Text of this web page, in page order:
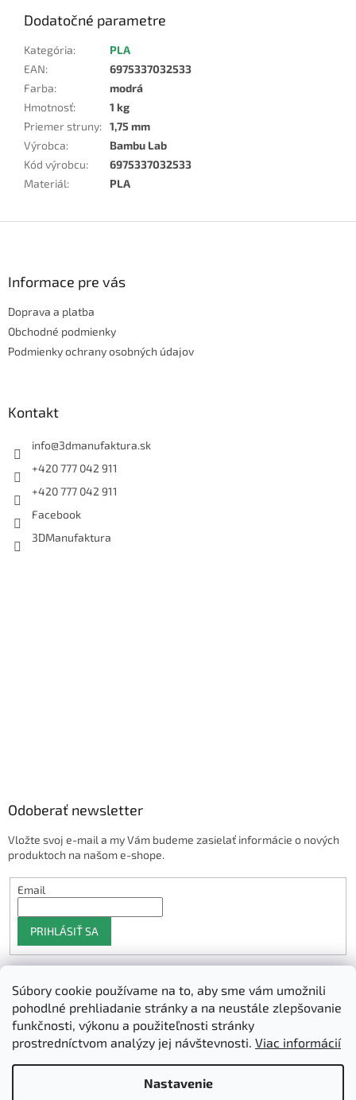
Súbory cookie používame na to, aby sme vám umožnili
pohodlné prehliadanie stránky a na neustále zlepšovanie
funkčnosti, výkonu a použiteľnosti stránky
prostredníctvom analýzy jej návštevnosti. Viac informácií
Nastavenie
Dodatočné parametre
Kategória:
PLA
EAN:
6975337032533
Farba:
modrá
Hmotnosť:
1 kg
Priemer struny: 1,75 mm
Výrobca:
Bambu Lab
Kód výrobcu:
6975337032533
Materiál: PLA
Informace pre vás
Doprava a platba
Obchodné podmienky
Podmienky ochrany osobných údajov
Kontakt
info@3dmanufaktura.sk
+420 777 042 911
+420 777 042 911
Facebook
3DManufaktura
Odoberať newsletter
Vložte svoj e-mail a my Vám budeme zasielať informácie o nových
produktoch na našom e-shope.
Email
PRIHLÁSIŤ SA
Shoptet.sk